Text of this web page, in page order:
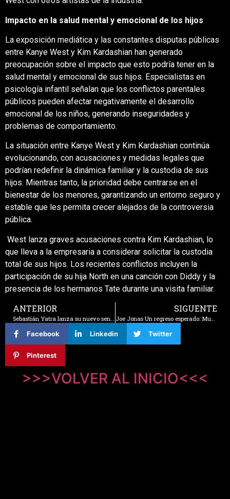
Impacto en la salud mental y emocional de los hijos
La exposición mediática y las constantes disputas públicas
entre Kanye West y Kim Kardashian han generado
preocupación sobre el impacto que esto podría tener en la
salud mental y emocional de sus hijos. Especialistas en
psicología infantil señalan que los conflictos parentales
públicos pueden afectar negativamente el desarrollo
emocional de los niños, generando inseguridades y
problemas de comportamiento.
La situación entre Kanye West y Kim Kardashian continúa
evolucionando, con acusaciones y medidas legales que
podrían redefinir la dinámica familiar y la custodia de sus
hijos. Mientras tanto, la prioridad debe centrarse en el
bienestar de los menores, garantizando un entorno seguro y
estable que les permita crecer alejados de la controversia
pública.
West lanza graves acusaciones contra Kim Kardashian, lo
que lleva a la empresaria a considerar solicitar la custodia
total de sus hijos. Los recientes conflictos incluyen la
participación de su hija North en una canción con Diddy y la
presencia de los hermanos Tate durante una visita familiar.
ANTERIOR
Sebastián Yatra lanza su nuevo sencillo ‘La Pelirroja’ inspirado en un amor imposible.
SIGUENTE
Joe Jonas Un regreso esperado: Music For People Who Believe In Love
Facebook Linkedin Twitter
Pinterest
>>>VOLVER AL INICIO<<<